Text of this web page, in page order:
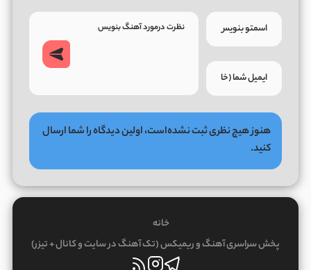
هنوز هیچ نظری ثبت نشده‌است، اولین دیدگاه را شما ارسال
کنید.
خانه
پخش سراسری آهنگ و ریمیکس (تک آهنگ در سایت و کانال + تیزر)